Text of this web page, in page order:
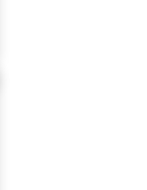
hinzufügen